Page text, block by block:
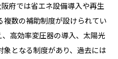
府では省エネ設備導入や再生
数の補助制度が設けられてい
高効率変圧器の導入、太陽光
となる制度があり、過去には